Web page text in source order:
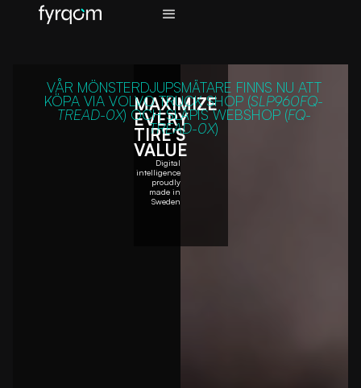
MAXIMIZE
EVERY
TIRE'S
VALUE
Digital
intelligence
proudly
made in
Sweden
VÅR MÖNSTERDJUPSMÄTARE FINNS NU ATT
KÖPA VIA VOLVO TRUCK SHOP (SLP960FQ-
TREAD-0X) OCH SLÄPIS WEBSHOP (FQ-
TREAD-0X)